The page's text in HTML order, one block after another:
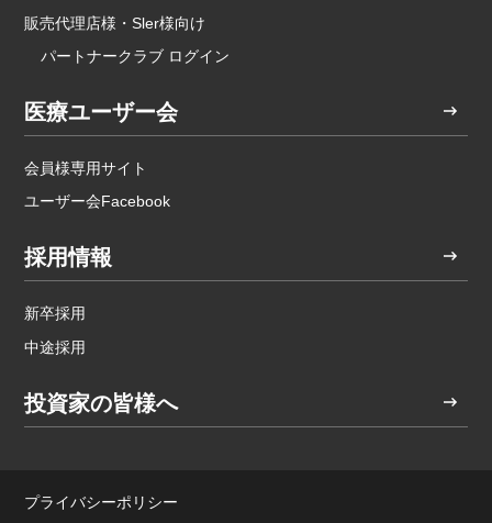
販売代理店様・Sler様向け
パートナークラブ ログイン
医療ユーザー会
会員様専用サイト
ユーザー会Facebook
採用情報
新卒採用
中途採用
投資家の皆様へ
プライバシーポリシー